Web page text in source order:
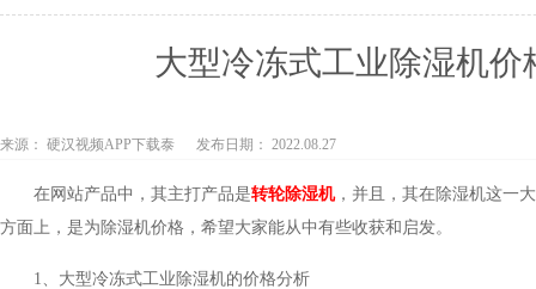
大型冷冻式工业除湿机
来源： 硬汉视频APP下载泰 发布日期： 2022.08.27
在网站产品中，其主打产品是转轮除湿机，并且，其在除湿机这一
方面上，是为除湿机价格，希望大家能从中有些收获和启发。
1、大型冷冻式工业除湿机的价格分析